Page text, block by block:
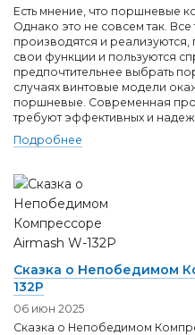
Есть мнение, что поршневые
Однако это не совсем так.
производятся и
свои функции и пользуются
предпочтительнее выбрать
случаях винтовые модели
поршневые. Современная
требуют эффективных и
Подробнее
Сказка о Непобедимом
132P
06 июн 2025
Сказка о Непобедимом